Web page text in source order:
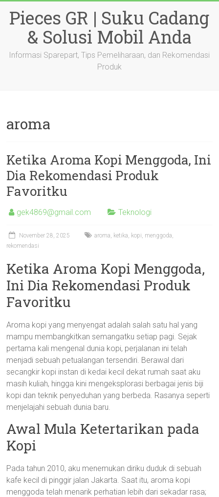
content
Pieces GR | Suku Cadang
& Solusi Mobil Anda
Informasi Sparepart, Tips Pemeliharaan, dan Rekomendasi
Produk
aroma
Ketika Aroma Kopi Menggoda, Ini
Dia Rekomendasi Produk
Favoritku
gek4869@gmail.com Teknologi
November 28, 2025 aroma, ketika, kopi, menggoda,
rekomendasi
Ketika Aroma Kopi Menggoda,
Ini Dia Rekomendasi Produk
Favoritku
Aroma kopi yang menyengat adalah salah satu hal yang
mampu membangkitkan semangatku setiap pagi. Sejak
pertama kali mengenal dunia kopi, perjalanan ini telah
menjadi sebuah petualangan tersendiri. Berawal dari
secangkir kopi instan di kedai kecil dekat rumah saat aku
masih kuliah, hingga kini mengeksplorasi berbagai jenis biji
kopi dan teknik penyeduhan yang berbeda. Rasanya seperti
menjelajahi sebuah dunia baru.
Awal Mula Ketertarikan pada
Kopi
Pada tahun 2010, aku menemukan diriku duduk di sebuah
kafe kecil di pinggir jalan Jakarta. Saat itu, aroma kopi
menggoda telah menarik perhatian lebih dari sekadar rasa;